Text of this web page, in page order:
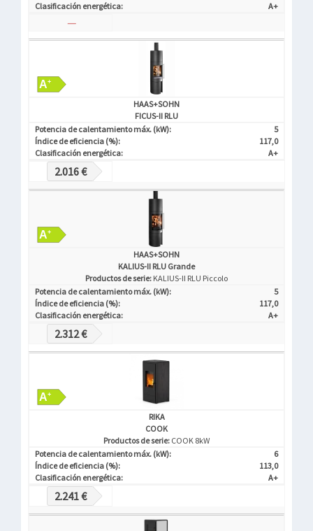
Clasificación energética:
A+
—
HAAS+SOHN
FICUS-II RLU
Potencia de calentamiento máx. (kW):
5
Índice de eficiencia (%):
117,0
Clasificación energética:
A+
2.016 €
HAAS+SOHN
KALIUS-II RLU Grande
Productos de serie: KALIUS-II RLU Piccolo
Potencia de calentamiento máx. (kW):
5
Índice de eficiencia (%):
117,0
Clasificación energética:
A+
2.312 €
RIKA
COOK
Productos de serie: COOK 8kW
Potencia de calentamiento máx. (kW):
6
Índice de eficiencia (%):
113,0
Clasificación energética:
A+
2.241 €